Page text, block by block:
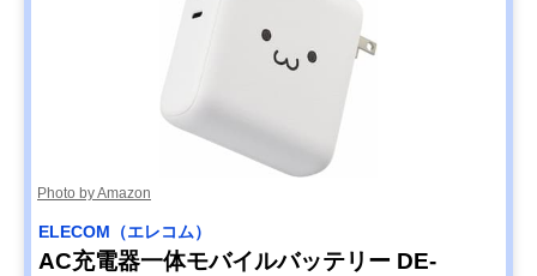
Photo by Amazon
ELECOM（エレコム）
AC充電器一体モバイルバッテリー DE-